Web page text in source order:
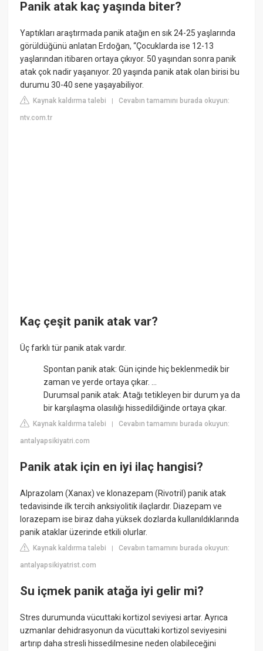
Panik atak kaç yaşında biter?
Yaptıkları araştırmada panik atağın en sık 24-25 yaşlarında
görüldüğünü anlatan Erdoğan, “Çocuklarda ise 12-13
yaşlarından itibaren ortaya çıkıyor. 50 yaşından sonra panik
atak çok nadir yaşanıyor. 20 yaşında panik atak olan birisi bu
durumu 30-40 sene yaşayabiliyor.
Kaynak kaldırma talebi |Cevabın tamamını burada okuyun:
ntv.com.tr
Kaç çeşit panik atak var?
Üç farklı tür panik atak vardır.
Spontan panik atak: Gün içinde hiç beklenmedik bir
zaman ve yerde ortaya çıkar. ...
Durumsal panik atak: Atağı tetikleyen bir durum ya da
bir karşılaşma olasılığı hissedildiğinde ortaya çıkar.
Kaynak kaldırma talebi |Cevabın tamamını burada okuyun:
antalyapsikiyatri.com
Panik atak için en iyi ilaç hangisi?
Alprazolam (Xanax) ve klonazepam (Rivotril) panik atak
tedavisinde ilk tercih anksiyolitik ilaçlardır. Diazepam ve
lorazepam ise biraz daha yüksek dozlarda kullanıldıklarında
panik ataklar üzerinde etkili olurlar.
Kaynak kaldırma talebi |Cevabın tamamını burada okuyun:
antalyapsikiyatrist.com
Su içmek panik atağa iyi gelir mi?
Stres durumunda vücuttaki kortizol seviyesi artar. Ayrıca
uzmanlar dehidrasyonun da vücuttaki kortizol seviyesini
artırıp daha stresli hissedilmesine neden olabileceğini